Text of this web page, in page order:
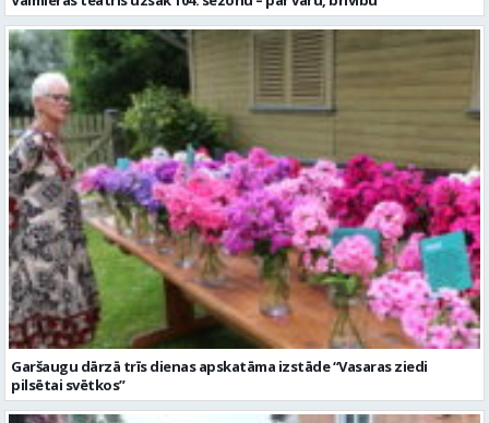
Garšaugu dārzā trīs dienas apskatāma izstāde “Vasaras ziedi
pilsētai svētkos”